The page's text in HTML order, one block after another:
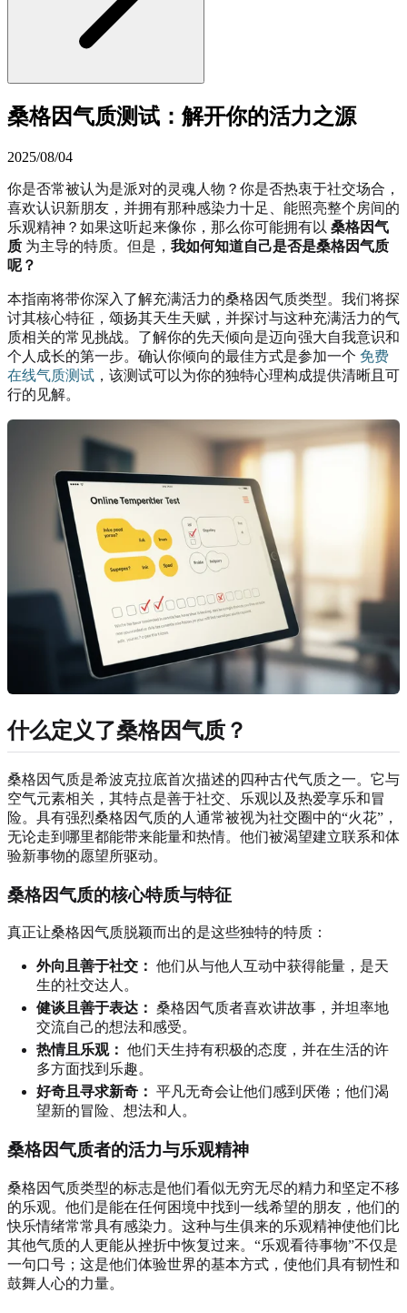
桑格因气质测试：解开你的活力之源
2025/08/04
你是否常被认为是派对的灵魂人物？你是否热衷于社交场合，
喜欢认识新朋友，并拥有那种感染力十足、能照亮整个房间的
乐观精神？如果这听起来像你，那么你可能拥有以 桑格因气
质 为主导的特质。但是， 我如何知道自己是否是桑格因气质
呢？
本指南将带你深入了解充满活力的桑格因气质类型。我们将探
讨其核心特征，颂扬其天生天赋，并探讨与这种充满活力的气
质相关的常见挑战。了解你的先天倾向是迈向强大自我意识和
个人成长的第一步。确认你倾向的最佳方式是参加一个 免费
在线气质测试 ，该测试可以为你的独特心理构成提供清晰且可
行的见解。
什么定义了桑格因气质？
桑格因气质是希波克拉底首次描述的四种古代气质之一。它与
空气元素相关，其特点是善于社交、乐观以及热爱享乐和冒
险。具有强烈桑格因气质的人通常被视为社交圈中的“火花”，
无论走到哪里都能带来能量和热情。他们被渴望建立联系和体
验新事物的愿望所驱动。
桑格因气质的核心特质与特征
真正让桑格因气质脱颖而出的是这些独特的特质：
外向且善于社交： 他们从与他人互动中获得能量，是天
生的社交达人。
健谈且善于表达： 桑格因气质者喜欢讲故事，并坦率地
交流自己的想法和感受。
热情且乐观： 他们天生持有积极的态度，并在生活的许
多方面找到乐趣。
好奇且寻求新奇： 平凡无奇会让他们感到厌倦；他们渴
望新的冒险、想法和人。
桑格因气质者的活力与乐观精神
桑格因气质类型的标志是他们看似无穷无尽的精力和坚定不移
的乐观。他们是能在任何困境中找到一线希望的朋友，他们的
快乐情绪常常具有感染力。这种与生俱来的乐观精神使他们比
其他气质的人更能从挫折中恢复过来。“乐观看待事物”不仅是
一句口号；这是他们体验世界的基本方式，使他们具有韧性和
鼓舞人心的力量。